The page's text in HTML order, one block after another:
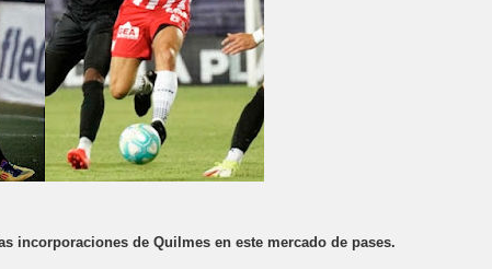
incorporaciones de Quilmes en este mercado de pases.